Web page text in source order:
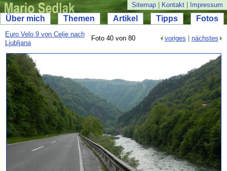
Sitemap Kontakt Impressum
Über mich Themen Artikel Tipps Fotos
Euro Velo 9 von Celje nach
Ljubljana
Foto 40 von 80 voriges nächstes